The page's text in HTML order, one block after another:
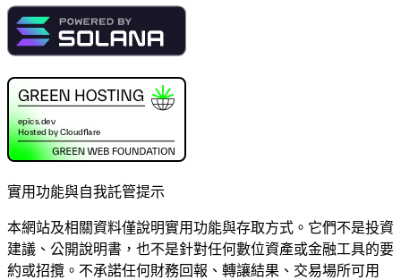
實用功能與自我託管提示
本網站及相關資料僅說明實用功能與存取方式。它們不是投資
建議、公開說明書，也不是針對任何數位資產或金融工具的要
約或招攬。不承諾任何財務回報、轉讓結果、交易場所可用